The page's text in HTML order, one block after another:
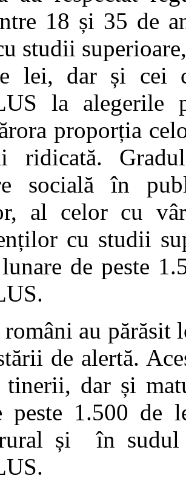
18 și 35 de
studii
lei, dar și cei
la alegerile
proporția
ridicată.
socială în
al celor cu
cu studii
de peste
au părăsit
de alertă.
tinerii, dar și
peste 1.500 de
și
în